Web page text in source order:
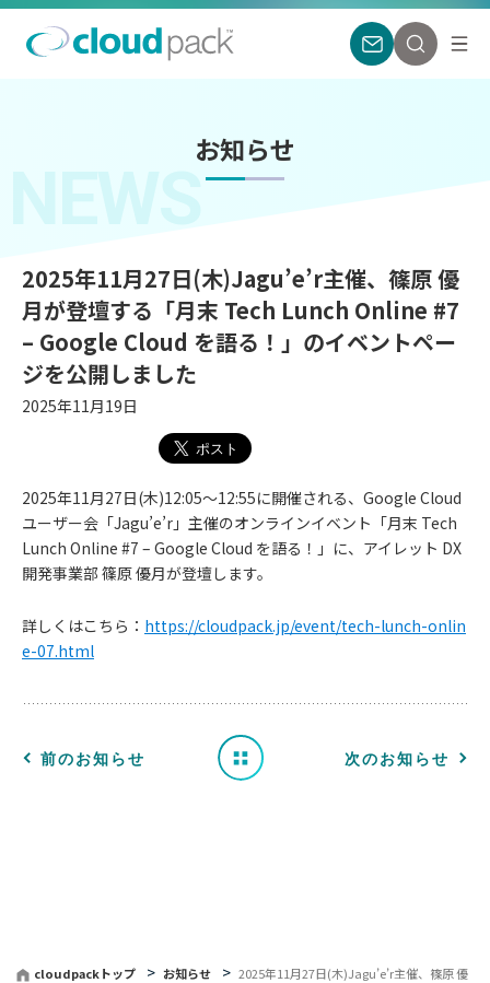
お知らせ
NEWS
2025年11月27日(木)Jagu’e’r主催、篠原 優
月が登壇する「月末 Tech Lunch Online #7
– Google Cloud を語る！」のイベントペー
ジを公開しました
2025年11月19日
2025年11月27日(木)12:05〜12:55に開催される、Google Cloud
ユーザー会「Jagu’e’r」主催のオンラインイベント「月末 Tech
Lunch Online #7 – Google Cloud を語る！」に、アイレット DX
開発事業部 篠原 優月が登壇します。
詳しくはこちら： https://cloudpack.jp/event/tech-lunch-onlin
e-07.html
前のお知らせ
お
せ
一 次のお知らせ
cloudpackトップ お知らせ
2025年11月27日(木)Jagu’e’r主催、篠原 優